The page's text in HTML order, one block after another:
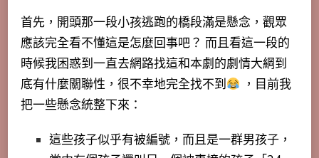
首先，開頭那一段小孩逃跑的橋段滿是懸念，觀眾
應該完全看不懂這是怎麼回事吧？ 而且看這一段的
時候我困惑到一直去網路找這和本劇的劇情大綱到
底有什麼關聯性，很不幸地完全找不到
，目前我
把一些懸念統整下來：
這些孩子似乎有被編號，而且是一群男孩子，